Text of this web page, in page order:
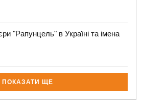
"Рапунцель" в Україні та імена
ПОКАЗАТИ ЩЕ